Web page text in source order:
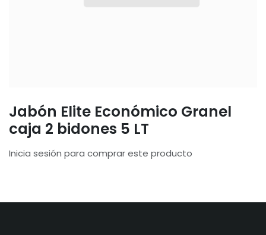
Jabón Elite Económico Granel
caja 2 bidones 5 LT
Inicia sesión para comprar este producto